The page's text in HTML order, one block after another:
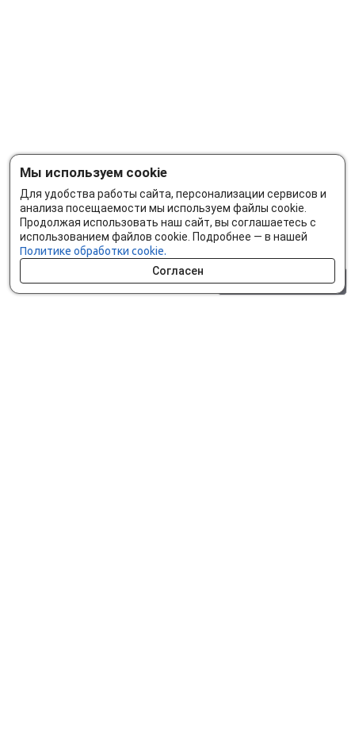
Мы используем cookie
Для удобства работы сайта, персонализации сервисов и
анализа посещаемости мы используем файлы cookie.
Продолжая использовать наш сайт, вы соглашаетесь с
использованием файлов cookie. Подробнее — в нашей
Политике обработки cookie.
Согласен